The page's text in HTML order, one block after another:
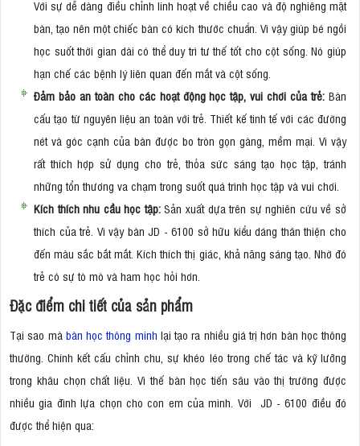
Với sự dễ dàng điều chỉnh linh hoạt về chiều cao và độ nghiêng mặt
bàn, tạo nên một chiếc bàn có kích thước chuẩn. Vì vậy giúp bé ngồi
học suốt thời gian dài có thể duy trì tư thế tốt cho cột sống. Nó giúp
hạn chế các bệnh lý liên quan đến mắt và cột sống.
Đảm bảo an toàn cho các hoạt động học tập, vui chơi của trẻ: Bàn
cấu tạo từ nguyên liệu an toàn với trẻ. Thiết kế tinh tế với các đường
nét và góc cạnh của bàn được bo tròn gọn gàng, mềm mại. Vì vậy
rất thích hợp sử dụng cho trẻ, thỏa sức sáng tạo học tập, tránh
những tổn thương va chạm trong suốt quá trình học tập và vui chơi.
Kích thích nhu cầu học tập:Sản xuất dựa trên sự nghiên cứu về sở
thích của trẻ. Vì vậy bàn JD - 6100 sở hữu kiểu dáng thân thiện cho
đến màu sắc bắt mắt. Kích thích thị giác, khả năng sáng tạo. Nhờ đó
trẻ có sự tò mò và ham học hỏi hơn.
Đặc điểm chi tiết của sản phẩm
Tại sao mà bàn học thông minh lại tạo ra nhiều giá trị hơn bàn học thông
thường. Chính kết cấu chỉnh chu, sự khéo léo trong chế tác và kỹ lưỡng
trong khâu chọn chất liệu. Vì thế bàn học tiến sâu vào thị trường được
nhiều gia đình lựa chọn cho con em của mình. Với JD - 6100 điều đó
được thể hiện qua: